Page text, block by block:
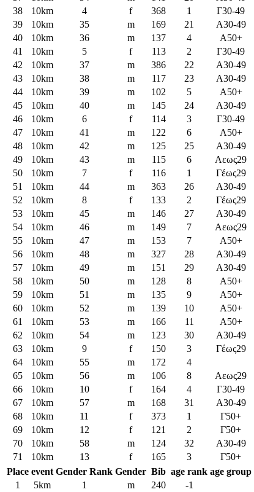
38
10km 4 f 368 1 Γ30-49
39
10km 35 m 169 21 Α30-49
40
10km 36 m 137 4 A50+
41
10km 5 f 113 2 Γ30-49
42
10km 37 m 386 22 Α30-49
43
10km 38 m 117 23 Α30-49
44
10km 39 m 102 5 A50+
45
10km 40 m 145 24 Α30-49
46
10km 6 f 114 3 Γ30-49
47
10km 41 m 122 6 A50+
48
10km 42 m 125 25 Α30-49
49
10km 43 m 115 6 Aεως29
50
10km 7 f 116 1 Γέως29
51
10km 44 m 363 26 Α30-49
52
10km 8 f 133 2 Γέως29
53
10km 45 m 146 27 Α30-49
54
10km 46 m 149 7 Aεως29
55
10km 47 m 153 7 A50+
56
10km 48 m 327 28 Α30-49
57
10km 49 m 151 29 Α30-49
58
10km 50 m 128 8 A50+
59
10km 51 m 135 9 A50+
60
10km 52 m 139 10 A50+
61
10km 53 m 166 11 A50+
62
10km 54 m 123 30 Α30-49
63
10km 9 f 150 3 Γέως29
64
10km 55 m 172 4
65
10km 56 m 106 8 Aεως29
66
10km 10 f 164 4 Γ30-49
67
10km 57 m 168 31 Α30-49
68
10km 11 f 373 1 Γ50+
69
10km 12 f 121 2 Γ50+
70
10km 58 m 124 32 Α30-49
71
10km 13 f 165 3 Γ50+
Place event Gender Rank Gender Bib age rank age group
1
5km 1 m 240 -1